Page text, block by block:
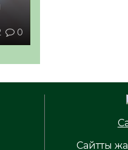
0
Сайтты